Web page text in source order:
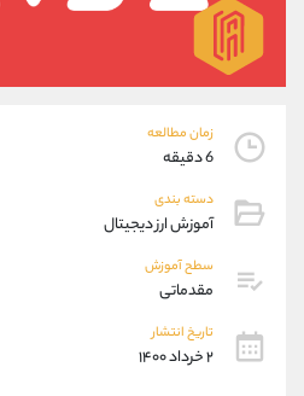
زمان مطالعه
6 دقیقه
دسته بندی
آموزش ارز دیجیتال
سطح آموزش
مقدماتی
تاریخ انتشار
۲ خرداد ۱۴۰۰
واتساپ
تلگرام
پشتیبان فروش
موبایل
واتساپ
داخلی
اطلاعات تماس (دفتر فروش)